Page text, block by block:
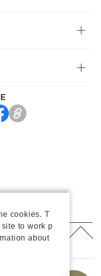
cookies. T
to work p
about